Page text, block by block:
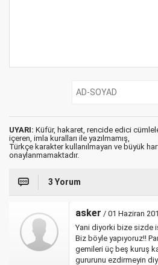
UYARI: Küfür, hakaret, rencide edici
içeren, imla kuralları ile yazılmamış,
Türkçe karakter kullanılmayan ve büyük
onaylanmamaktadır.
3 Yorum
asker / 01 Haziran
Yani diyorki bize sizde
Biz böyle yapıyoruz!!
gemileri üç beş kuruş
gururunu ezdirmeyin